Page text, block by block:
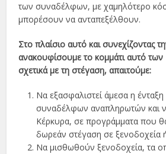
των συναδέλφων, με χαμηλότερο
μπορέσουν να ανταπεξέλθουν.
Στο πλαίσιο αυτό και συνεχίζοντας
ανακουφίσουμε το κομμάτι αυτό
σχετικά με τη στέγαση, απαιτούμε:
Να εξασφαλιστεί άμεσα η
συναδέλφων αναπληρωτών και
Κέρκυρα, σε προγράμματα που
δωρεάν στέγαση σε ξενοδοχεία ή
Να μισθωθούν ξενοδοχεία, τα